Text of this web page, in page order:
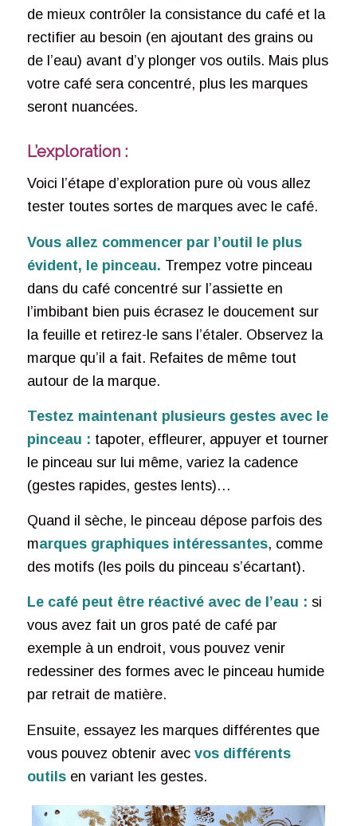
de mieux contrôler la consistance du café et la
rectifier au besoin (en ajoutant des grains ou
de l’eau) avant d’y plonger vos outils. Mais plus
votre café sera concentré, plus les marques
seront nuancées.
L’exploration :
Voici l’étape d’exploration pure où vous allez
tester toutes sortes de marques avec le café.
Vous allez commencer par l’outil le plus
évident, le pinceau. Trempez votre pinceau
dans du café concentré sur l’assiette en
l’imbibant bien puis écrasez le doucement sur
la feuille et retirez-le sans l’étaler. Observez la
marque qu’il a fait. Refaites de même tout
autour de la marque.
Testez maintenant plusieurs gestes avec le
pinceau : tapoter, effleurer, appuyer et tourner
le pinceau sur lui même, variez la cadence
(gestes rapides, gestes lents)…
Quand il sèche, le pinceau dépose parfois des
marques graphiques intéressantes, comme
des motifs (les poils du pinceau s’écartant).
Le café peut être réactivé avec de l’eau : si
vous avez fait un gros paté de café par
exemple à un endroit, vous pouvez venir
redessiner des formes avec le pinceau humide
par retrait de matière.
Ensuite, essayez les marques différentes que
vous pouvez obtenir avec vos différents
outilsen variant les gestes.